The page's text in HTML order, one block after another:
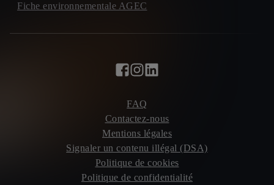
Fiche environnementale AGEC
FAQ
Contactez-nous
Mentions légales
Signaler un contenu illégal (DSA)
Politique de cookies
Politique de confidentialité